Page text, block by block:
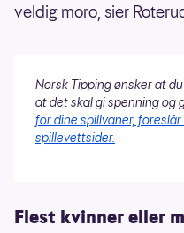
veldig moro, sier
Norsk Tipping ønsker at
at det skal gi spenning og
for dine spillvaner,
spillevettsider.
Flest kvinner eller